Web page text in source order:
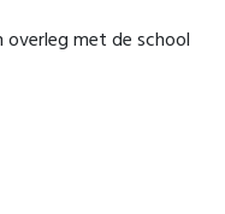
met de school